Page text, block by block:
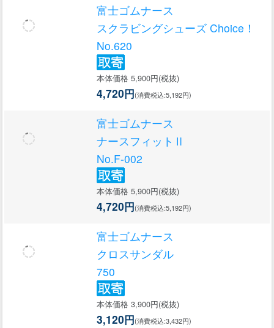
富士ゴムナース
スクラビングシューズ Choice！
No.620
本体価格 5,900円(税抜)
4,720円(消費税込:5,192円)
富士ゴムナース
ナースフィットⅡ
No.F-002
本体価格 5,900円(税抜)
4,720円(消費税込:5,192円)
富士ゴムナース
クロスサンダル
750
本体価格 3,900円(税抜)
3,120円(消費税込:3,432円)